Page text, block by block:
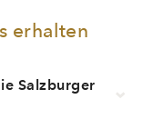
erhalten
Salzburger